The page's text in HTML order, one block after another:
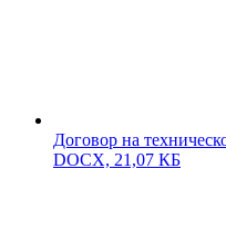
Договор на
DOCX, 21,07 КБ